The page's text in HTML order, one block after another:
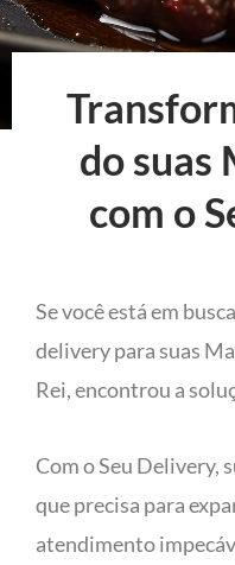
do suas
com o
Se você está em
delivery para suas
Rei, encontrou a
Com o Seu Delivery,
que precisa para
atendimento